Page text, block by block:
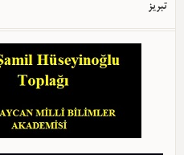
تبریز